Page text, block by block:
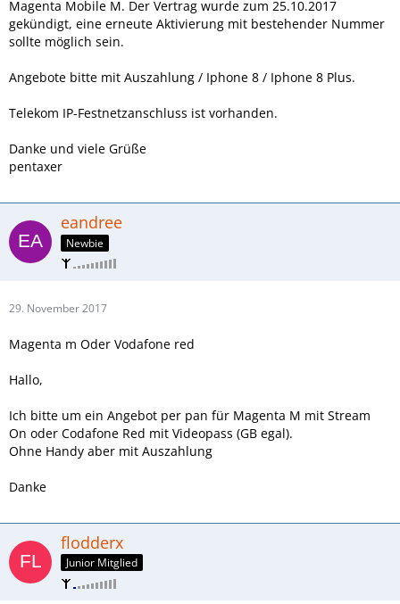
Magenta Mobile M. Der Vertrag wurde zum 25.10.2017
gekündigt, eine erneute Aktivierung mit bestehender Nummer
sollte möglich sein.
Angebote bitte mit Auszahlung / Iphone 8 / Iphone 8 Plus.
Telekom IP-Festnetzanschluss ist vorhanden.
Danke und viele Grüße
pentaxer
eandree
Newbie
29. November 2017
Magenta m Oder Vodafone red
Hallo,
Ich bitte um ein Angebot per pan für Magenta M mit Stream
On oder Codafone Red mit Videopass (GB egal).
Ohne Handy aber mit Auszahlung
Danke
flodderx
Junior Mitglied